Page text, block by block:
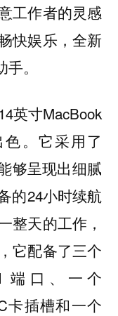
工作者的灵感
快娱乐，全新
。
英寸MacBook
。它采用了
够呈现出细腻
的24小时续航
整天的工作，
它配备了三个
端口、一个
卡插槽和一个